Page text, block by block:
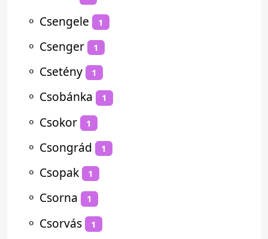
⚬ Csengele 1
⚬ Csenger 1
⚬ Csetény 1
⚬ Csobánka 1
⚬ Csokor 1
⚬ Csongrád 1
⚬ Csopak 1
⚬ Csorna 1
⚬ Csorvás 1